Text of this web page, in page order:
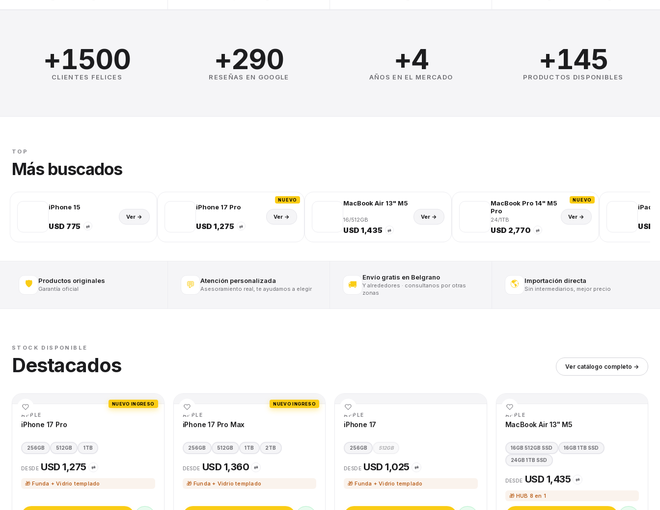
+1500
CLIENTES FELICES
+290
RESEÑAS EN GOOGLE
+4
AÑOS EN EL MERCADO
+145
PRODUCTOS DISPONIBLES
TOP
Más buscados
iPhone 15
USD 775 ⇄
Ver →
NUEVO
iPhone 17 Pro
USD 1,275 ⇄
Ver →
MacBook Air 13" M5
16/512GB
USD 1,435 ⇄
Ver →
NUEVO
MacBook Pro 14" M5
Pro
24/1TB
USD 2,770 ⇄
Ver →
iPad
USD
🛡️ Productos originales
Garantía oficial 💬 Atención personalizada
Asesoramiento real, te ayudamos a elegir 🚚
Envío gratis en Belgrano
Y alrededores · consultanos por otras
zonas
🌎 Importación directa
Sin intermediarios, mejor precio
STOCK DISPONIBLE
Destacados Ver catálogo completo →
NUEVO INGRESO
APPLE
iPhone 17 Pro
256GB 512GB 1TB
DESDE USD 1,275 ⇄
🎁 Funda + Vidrio templado
NUEVO INGRESO
APPLE
iPhone 17 Pro Max
256GB 512GB 1TB 2TB
DESDE USD 1,360 ⇄
🎁 Funda + Vidrio templado
APPLE
iPhone 17
256GB 512GB
DESDE USD 1,025 ⇄
🎁 Funda + Vidrio templado
APPLE
MacBook Air 13" M5
16GB 512GB SSD 16GB 1TB SSD
24GB 1TB SSD
DESDE USD 1,435 ⇄
🎁 HUB 8 en 1